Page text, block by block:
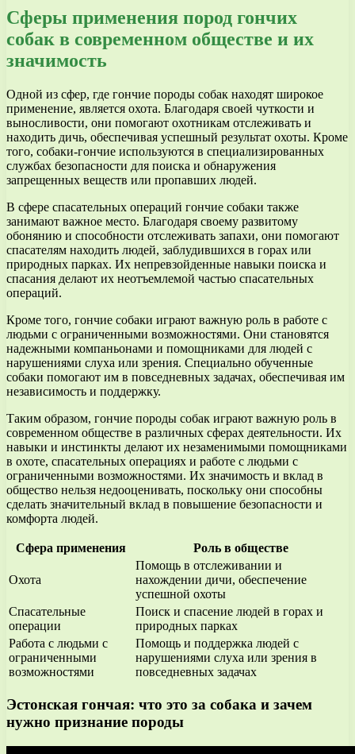
Сферы применения пород гончих
собак в современном обществе и их
значимость
Одной из сфер, где гончие породы собак находят широкое
применение, является охота. Благодаря своей чуткости и
выносливости, они помогают охотникам отслеживать и
находить дичь, обеспечивая успешный результат охоты. Кроме
того, собаки-гончие используются в специализированных
службах безопасности для поиска и обнаружения
запрещенных веществ или пропавших людей.
В сфере спасательных операций гончие собаки также
занимают важное место. Благодаря своему развитому
обонянию и способности отслеживать запахи, они помогают
спасателям находить людей, заблудившихся в горах или
природных парках. Их непревзойденные навыки поиска и
спасания делают их неотъемлемой частью спасательных
операций.
Кроме того, гончие собаки играют важную роль в работе с
людьми с ограниченными возможностями. Они становятся
надежными компаньонами и помощниками для людей с
нарушениями слуха или зрения. Специально обученные
собаки помогают им в повседневных задачах, обеспечивая им
независимость и поддержку.
Таким образом, гончие породы собак играют важную роль в
современном обществе в различных сферах деятельности. Их
навыки и инстинкты делают их незаменимыми помощниками
в охоте, спасательных операциях и работе с людьми с
ограниченными возможностями. Их значимость и вклад в
общество нельзя недооценивать, поскольку они способны
сделать значительный вклад в повышение безопасности и
комфорта людей.
Сфера применения Роль в обществе
Охота
Помощь в отслеживании и
нахождении дичи, обеспечение
успешной охоты
Спасательные
операции
Поиск и спасение людей в горах и
природных парках
Работа с людьми с
ограниченными
возможностями
Помощь и поддержка людей с
нарушениями слуха или зрения в
повседневных задачах
Эстонская гончая: что это за собака и зачем
нужно признание породы